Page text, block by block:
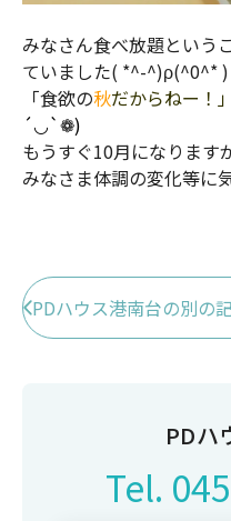
みなさん食べ放題という
ていました( *^-^)ρ(^0^* )
「食欲の秋だからねー！
´◡`❁)
もうすぐ10月になります
みなさま体調の変化等に
PDハウス港南台の別の
PDハ
Tel.